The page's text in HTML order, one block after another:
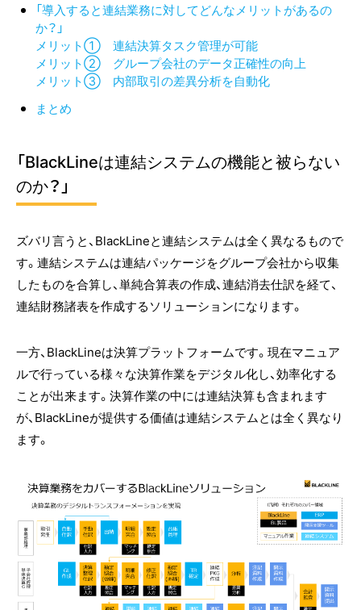
「導入すると連結業務に対してどんなメリットがあるの
か？」
メリット① 連結決算タスク管理が可能
メリット② グループ会社のデータ正確性の向上
メリット③ 内部取引の差異分析を自動化
まとめ
「BlackLineは連結システムの機能と被らない
のか？」
ズバリ言うと、BlackLineと連結システムは全く異なるもので
す。連結システムは連結パッケージをグループ会社から収集
したものを合算し、単純合算表の作成、連結消去仕訳を経て、
連結財務諸表を作成するソリューションになります。
一方、BlackLineは決算プラットフォームです。現在マニュア
ルで行っている様々な決算作業をデジタル化し、効率化する
ことが出来ます。決算作業の中には連結決算も含まれます
が、BlackLineが提供する価値は連結システムとは全く異なり
ます。